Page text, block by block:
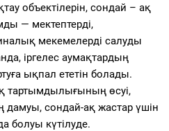
объектілерін, сондай – ақ
— мектептерді,
мекемелерді салуды
іргелес аумақтардың
ықпал ететін болады.
тартымдылығының өсуі,
дамуы, сондай-ақ жастар үшін
болуы күтілуде.